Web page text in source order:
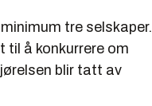
tre selskaper.
til å konkurrere om
blir tatt av